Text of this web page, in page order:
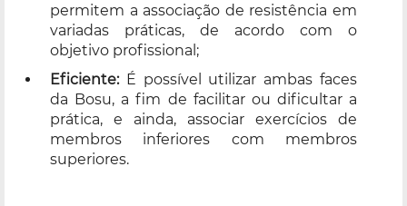
permitem a associação de resistência em
variadas práticas, de acordo com o
objetivo profissional;
Eficiente:É possível utilizar ambas faces
da Bosu, a fim de facilitar ou dificultar a
prática, e ainda, associar exercícios de
membros inferiores com membros
superiores.